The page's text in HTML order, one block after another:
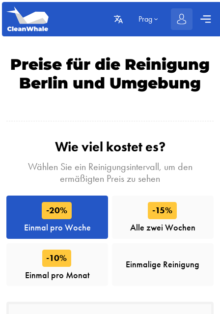
Prag
Preise für die Reinigung
Berlin und Umgebung
Wie viel kostet es?
Wählen Sie ein Reinigungsintervall, um den
ermäßigten Preis zu sehen
-20%
Einmal pro Woche
-15%
Alle zwei Wochen
-10%
Einmal pro Monat
Einmalige Reinigung